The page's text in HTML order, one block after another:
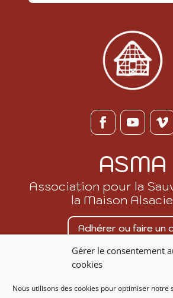
Gérer le consentement
cookies
Nous utilisons des cookies pour optimiser notre
ASMA
Association pour la
la Maison
Adhérer ou faire un
Nous
07 86 20 53